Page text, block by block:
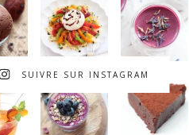
SUIVRE SUR INSTAGRAM